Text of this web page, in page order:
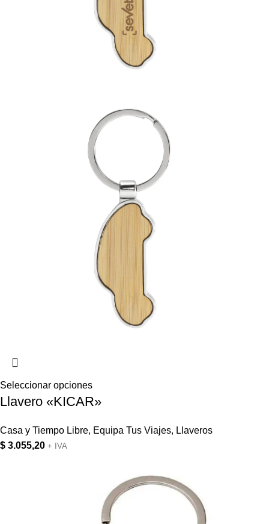
Seleccionar opciones
Llavero «KICAR»
Casa y Tiempo Libre, Equipa Tus Viajes, Llaveros
$ 3.055,20 + IVA